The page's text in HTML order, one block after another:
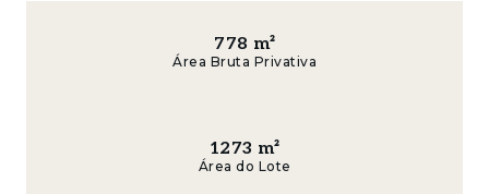
Piso de cave
Garagem para 6 carros com 140m2 com
Discoteca e ginásio com 47m2 e 21m2, área
778 m²
Área Bruta Privativa
1273 m²
Área do Lote